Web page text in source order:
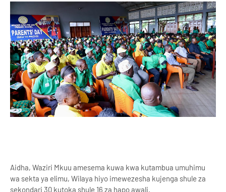
Aidha, Waziri Mkuu amesema kuwa kwa kutambua umuhimu
wa sekta ya elimu, Wilaya hiyo imewezesha kujenga shule za
sekondari 30 kutoka shule 16 za hapo awali.